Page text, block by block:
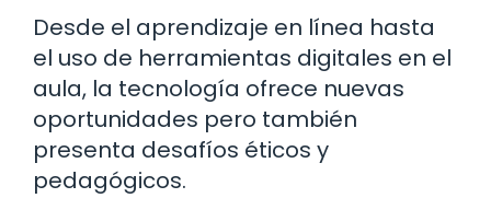
Desde el aprendizaje en línea hasta
el uso de herramientas digitales en el
aula, la tecnología ofrece nuevas
oportunidades pero también
presenta desafíos éticos y
pedagógicos.